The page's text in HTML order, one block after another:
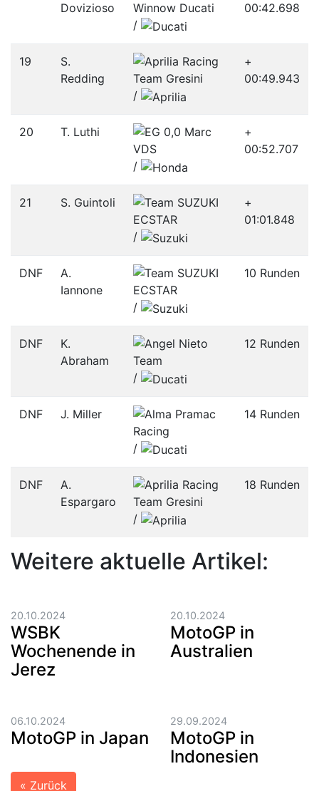
Dovizioso
/­
00:42.698
19
S.
Redding
/­
+
00:49.943
20 T. Luthi
/­
+
00:52.707
21 S. Guintoli
/­
+
01:01.848
DNF
A.
Iannone
/­
10 Runden
DNF
K.
Abraham
/­
12 Runden
DNF J. Miller
/­
14 Runden
DNF
A.
Espargaro
/­
18 Runden
Weitere aktuelle Artikel:
20.10.2024
WSBK
Wochenende in
Jerez
20.10.2024
MotoGP in
Australien
06.10.2024
MotoGP in Japan
29.09.2024
MotoGP in
Indonesien
« Zurück